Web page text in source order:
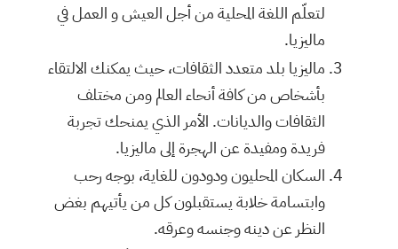
لتعلّم اللغة المحلية من أجل العيش و العمل في
ماليزيا.
ماليزيا بلد متعدد الثقافات، حيث يمكنك الالتقاء
بأشخاص من كافة أنحاء العالم ومن مختلف
الثقافات والديانات. الأمر الذي يمنحك تجربة
فريدة ومفيدة عن الهجرة إلى ماليزيا.
السكان المحليون ودودون للغاية، بوجه رحب
وابتسامة خلابة يستقبلون كل من يأتيهم بغض
النظر عن دينه وجنسه وعرقه.